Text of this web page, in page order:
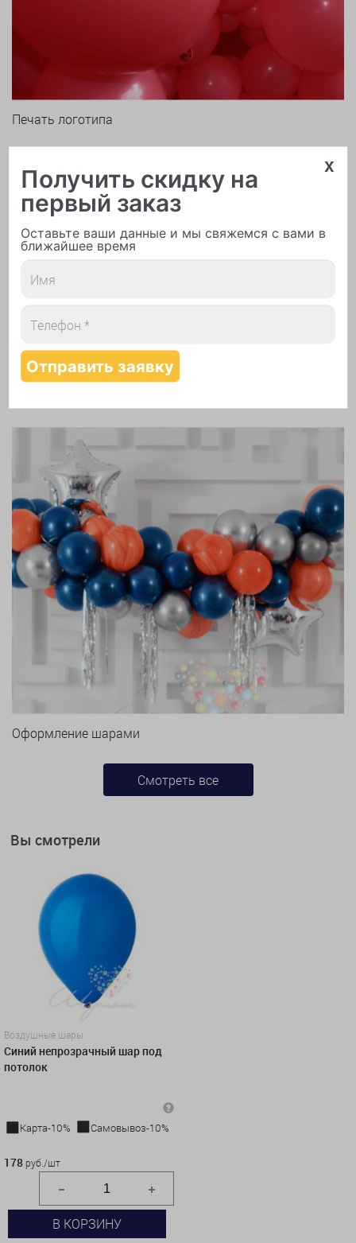
Печать логотипа
Арки и гирлянды из шаров
Оформление шарами
Смотреть все
Вы смотрели
Воздушные шары
Синий непрозрачный шар под
потолок
Карта-10%
Самовывоз-10%
178 руб./шт
В КОРЗИНУ
x
Получить скидку на
первый заказ
Оставьте ваши данные и мы свяжемся с вами в
ближайшее время